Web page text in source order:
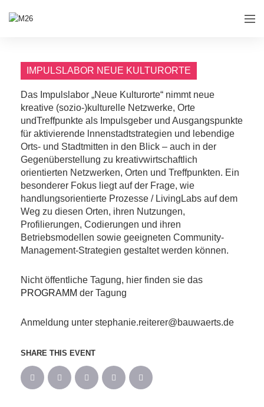
IMPULSLABOR NEUE KULTURORTE
Das Impulslabor „Neue Kulturorte“ nimmt neue
kreative (sozio-)kulturelle Netzwerke, Orte
undTreffpunkte als Impulsgeber und Ausgangspunkte
für aktivierende lnnenstadtstrategien und lebendige
Orts- und Stadtmitten in den Blick – auch in der
Gegenüberstellung zu kreativwirtschaftlich
orientierten Netzwerken, Orten und Treffpunkten. Ein
besonderer Fokus liegt auf der Frage, wie
handlungsorientierte Prozesse / LivingLabs auf dem
Weg zu diesen Orten, ihren Nutzungen,
Profilierungen, Codierungen und ihren
Betriebsmodellen sowie geeigneten Community-
Management-Strategien gestaltet werden können.
Nicht öffentliche Tagung, hier finden sie das
PROGRAMM der Tagung
Anmeldung unter stephanie.reiterer@bauwaerts.de
SHARE THIS EVENT